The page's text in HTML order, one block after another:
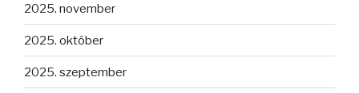
2025. november
2025. október
2025. szeptember